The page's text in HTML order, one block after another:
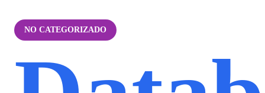
NO CATEGORIZADO